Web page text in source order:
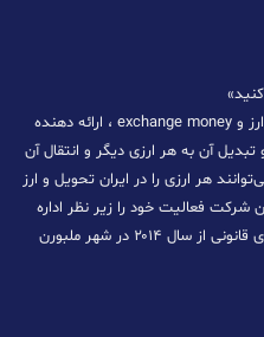
شرکت صرافی علاءالدین در زمینه انتقال ارز و exchange money ، ارائه دهنده
آن به هر ارزی دیگر و انتقال آن
هر ارزی را در ایران تحویل و ارز
شرکت فعالیت خود را زیر نظر اداره
پولشوی کشور استرالیا ، با کسب مجوزهای قانونی از سال ۲۰۱۴ در شهر ملبورن